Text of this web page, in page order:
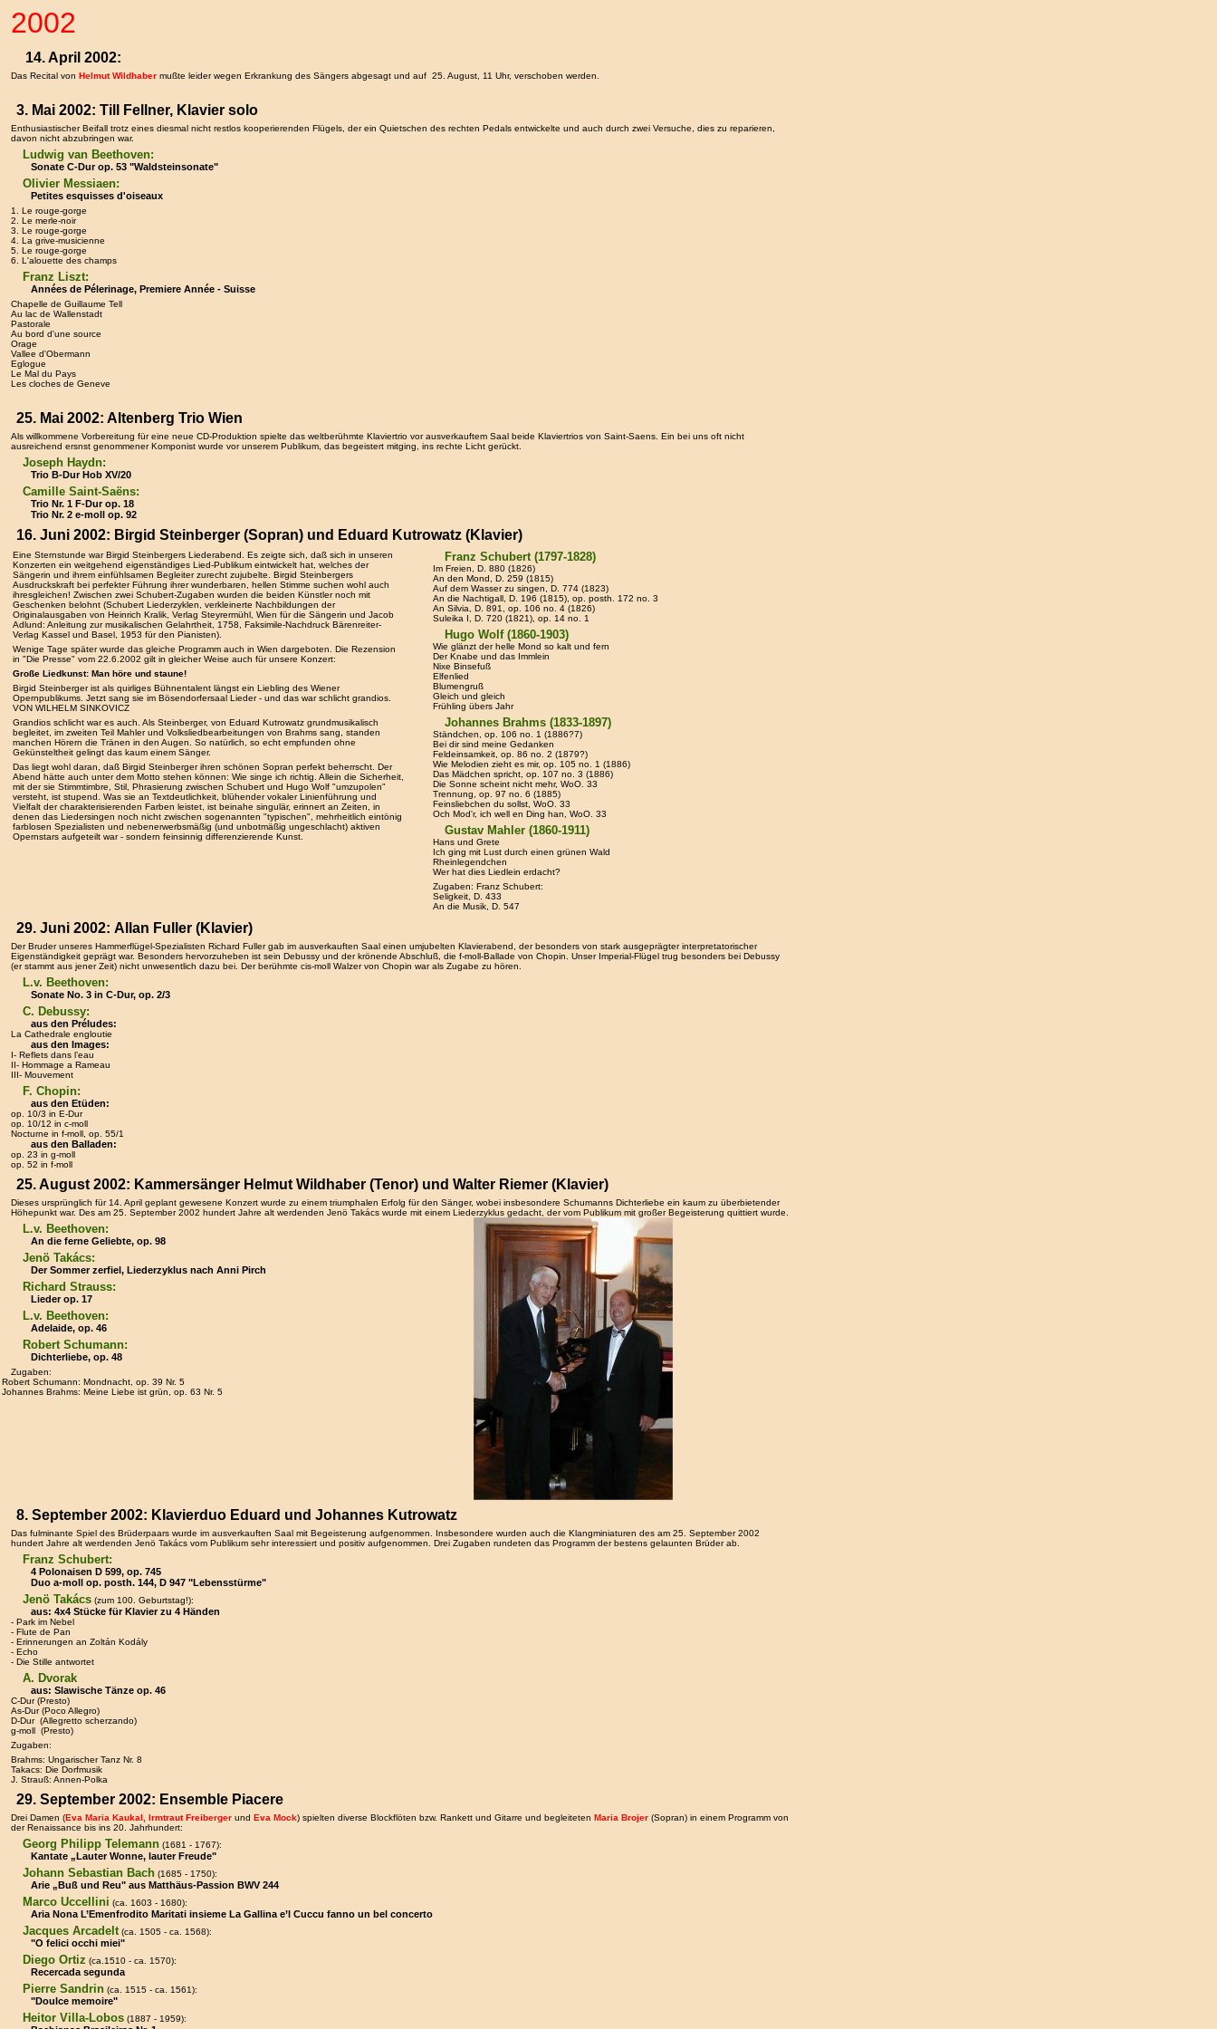
2002
14. April 2002:
Das Recital von Helmut Wildhaber mußte leider wegen Erkrankung des Sängers abgesagt und auf 25. August, 11 Uhr, verschoben werden.
3. Mai 2002: Till Fellner, Klavier solo
Enthusiastischer Beifall trotz eines diesmal nicht restlos kooperierenden Flügels, der ein Quietschen des rechten Pedals entwickelte und auch durch zwei Versuche, dies zu reparieren,
davon nicht abzubringen war.
Ludwig van Beethoven:
Sonate C-Dur op. 53 "Waldsteinsonate"
Olivier Messiaen:
Petites esquisses d'oiseaux
1. Le rouge-gorge
2. Le merle-noir
3. Le rouge-gorge
4. La grive-musicienne
5. Le rouge-gorge
6. L'alouette des champs
Franz Liszt:
Années de Pélerinage, Premiere Année - Suisse
Chapelle de Guillaume Tell
Au lac de Wallenstadt
Pastorale
Au bord d'une source
Orage
Vallee d'Obermann
Eglogue
Le Mal du Pays
Les cloches de Geneve
25. Mai 2002: Altenberg Trio Wien
Als willkommene Vorbereitung für eine neue CD-Produktion spielte das weltberühmte Klaviertrio vor ausverkauftem Saal beide Klaviertrios von Saint-Saens. Ein bei uns oft nicht
ausreichend ersnst genommener Komponist wurde vor unserem Publikum, das begeistert mitging, ins rechte Licht gerückt.
Joseph Haydn:
Trio B-Dur Hob XV/20
Camille Saint-Saëns:
Trio Nr. 1 F-Dur op. 18
Trio Nr. 2 e-moll op. 92
16. Juni 2002: Birgid Steinberger (Sopran) und Eduard Kutrowatz (Klavier)
Eine Sternstunde war Birgid Steinbergers Liederabend. Es zeigte sich, daß sich in unseren
Konzerten ein weitgehend eigenständiges Lied-Publikum eintwickelt hat, welches der
Sängerin und ihrem einfühlsamen Begleiter zurecht zujubelte. Birgid Steinbergers
Ausdruckskraft bei perfekter Führung ihrer wunderbaren, hellen Stimme suchen wohl auch
ihresgleichen! Zwischen zwei Schubert-Zugaben wurden die beiden Künstler noch mit
Geschenken belohnt (Schubert Liederzyklen, verkleinerte Nachbildungen der
Originalausgaben von Heinrich Kralik, Verlag Steyrermühl, Wien für die Sängerin und Jacob
Adlund: Anleitung zur musikalischen Gelahrtheit, 1758, Faksimile-Nachdruck Bärenreiter-
Verlag Kassel und Basel, 1953 für den Pianisten).
Wenige Tage später wurde das gleiche Programm auch in Wien dargeboten. Die Rezension
in "Die Presse" vom 22.6.2002 gilt in gleicher Weise auch für unsere Konzert:
Große Liedkunst: Man höre und staune!
Birgid Steinberger ist als quirliges Bühnentalent längst ein Liebling des Wiener
Opernpublikums. Jetzt sang sie im Bösendorfersaal Lieder - und das war schlicht grandios.
VON WILHELM SINKOVICZ
Grandios schlicht war es auch. Als Steinberger, von Eduard Kutrowatz grundmusikalisch
begleitet, im zweiten Teil Mahler und Volksliedbearbeitungen von Brahms sang, standen
manchen Hörern die Tränen in den Augen. So natürlich, so echt empfunden ohne
Gekünsteltheit gelingt das kaum einem Sänger.
Das liegt wohl daran, daß Birgid Steinberger ihren schönen Sopran perfekt beherrscht. Der
Abend hätte auch unter dem Motto stehen können: Wie singe ich richtig. Allein die Sicherheit,
mit der sie Stimmtimbre, Stil, Phrasierung zwischen Schubert und Hugo Wolf "umzupolen"
versteht, ist stupend. Was sie an Textdeutlichkeit, blühender vokaler Linienführung und
Vielfalt der charakterisierenden Farben leistet, ist beinahe singulär, erinnert an Zeiten, in
denen das Liedersingen noch nicht zwischen sogenannten "typischen", mehrheitlich eintönig
farblosen Spezialisten und nebenerwerbsmäßig (und unbotmäßig ungeschlacht) aktiven
Opernstars aufgeteilt war - sondern feinsinnig differenzierende Kunst.
Franz Schubert (1797-1828)
Im Freien, D. 880 (1826)
An den Mond, D. 259 (1815)
Auf dem Wasser zu singen, D. 774 (1823)
An die Nachtigall, D. 196 (1815), op. posth. 172 no. 3
An Silvia, D. 891, op. 106 no. 4 (1826)
Suleika I, D. 720 (1821), op. 14 no. 1
Hugo Wolf (1860-1903)
Wie glänzt der helle Mond so kalt und fern
Der Knabe und das Immlein
Nixe Binsefuß
Elfenlied
Blumengruß
Gleich und gleich
Frühling übers Jahr
Johannes Brahms (1833-1897)
Ständchen, op. 106 no. 1 (1886?7)
Bei dir sind meine Gedanken
Feldeinsamkeit, op. 86 no. 2 (1879?)
Wie Melodien zieht es mir, op. 105 no. 1 (1886)
Das Mädchen spricht, op. 107 no. 3 (1886)
Die Sonne scheint nicht mehr, WoO. 33
Trennung, op. 97 no. 6 (1885)
Feinsliebchen du sollst, WoO. 33
Och Mod'r, ich well en Ding han, WoO. 33
Gustav Mahler (1860-1911)
Hans und Grete
Ich ging mit Lust durch einen grünen Wald
Rheinlegendchen
Wer hat dies Liedlein erdacht?
Zugaben: Franz Schubert:
Seligkeit, D. 433
An die Musik, D. 547
29. Juni 2002: Allan Fuller (Klavier)
Der Bruder unseres Hammerflügel-Spezialisten Richard Fuller gab im ausverkauften Saal einen umjubelten Klavierabend, der besonders von stark ausgeprägter interpretatorischer
Eigenständigkeit geprägt war. Besonders hervorzuheben ist sein Debussy und der krönende Abschluß, die f-moll-Ballade von Chopin. Unser Imperial-Flügel trug besonders bei Debussy
(er stammt aus jener Zeit) nicht unwesentlich dazu bei. Der berühmte cis-moll Walzer von Chopin war als Zugabe zu hören.
L.v. Beethoven:
Sonate No. 3 in C-Dur, op. 2/3
C. Debussy:
aus den Préludes:
La Cathedrale engloutie
aus den Images:
I- Reflets dans l’eau
II- Hommage a Rameau
III- Mouvement
F. Chopin:
aus den Etüden:
op. 10/3 in E-Dur
op. 10/12 in c-moll
Nocturne in f-moll, op. 55/1
aus den Balladen:
op. 23 in g-moll
op. 52 in f-moll
25. August 2002: Kammersänger Helmut Wildhaber (Tenor) und Walter Riemer (Klavier)
Dieses ursprünglich für 14. April geplant gewesene Konzert wurde zu einem triumphalen Erfolg für den Sänger, wobei insbesondere Schumanns Dichterliebe ein kaum zu überbietender
Höhepunkt war. Des am 25. September 2002 hundert Jahre alt werdenden Jenö Takács wurde mit einem Liederzyklus gedacht, der vom Publikum mit großer Begeisterung quittiert wurde.
L.v. Beethoven:
An die ferne Geliebte, op. 98
Jenö Takács:
Der Sommer zerfiel, Liederzyklus nach Anni Pirch
Richard Strauss:
Lieder op. 17
L.v. Beethoven:
Adelaide, op. 46
Robert Schumann:
Dichterliebe, op. 48
Zugaben:
Robert Schumann: Mondnacht, op. 39 Nr. 5
Johannes Brahms: Meine Liebe ist grün, op. 63 Nr. 5
8. September 2002: Klavierduo Eduard und Johannes Kutrowatz
Das fulminante Spiel des Brüderpaars wurde im ausverkauften Saal mit Begeisterung aufgenommen. Insbesondere wurden auch die Klangminiaturen des am 25. September 2002
hundert Jahre alt werdenden Jenö Takács vom Publikum sehr interessiert und positiv aufgenommen. Drei Zugaben rundeten das Programm der bestens gelaunten Brüder ab.
Franz Schubert:
4 Polonaisen D 599, op. 745
Duo a-moll op. posth. 144, D 947 "Lebensstürme"
Jenö Takács (zum 100. Geburtstag!):
aus: 4x4 Stücke für Klavier zu 4 Händen
- Park im Nebel
- Flute de Pan
- Erinnerungen an Zoltán Kodály
- Echo
- Die Stille antwortet
A. Dvorak
aus: Slawische Tänze op. 46
C-Dur (Presto)
As-Dur (Poco Allegro)
D-Dur (Allegretto scherzando)
g-moll (Presto)
Zugaben:
Brahms: Ungarischer Tanz Nr. 8
Takacs: Die Dorfmusik
J. Strauß: Annen-Polka
29. September 2002: Ensemble Piacere
Drei Damen (Eva Maria Kaukal, Irmtraut Freiberger und Eva Mock) spielten diverse Blockflöten bzw. Rankett und Gitarre und begleiteten Maria Brojer (Sopran) in einem Programm von
der Renaissance bis ins 20. Jahrhundert:
Georg Philipp Telemann (1681 - 1767):
Kantate „Lauter Wonne, lauter Freude"
Johann Sebastian Bach (1685 - 1750):
Arie „Buß und Reu" aus Matthäus-Passion BWV 244
Marco Uccellini (ca. 1603 - 1680):
Aria Nona L’Emenfrodito Maritati insieme La Gallina e’l Cuccu fanno un bel concerto
Jacques Arcadelt (ca. 1505 - ca. 1568):
"O felici occhi miei"
Diego Ortiz (ca.1510 - ca. 1570):
Recercada segunda
Pierre Sandrin (ca. 1515 - ca. 1561):
"Doulce memoire"
Heitor Villa-Lobos (1887 - 1959):